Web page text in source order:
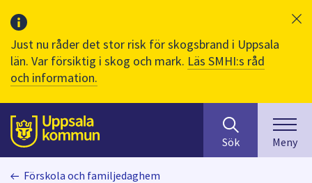
Just nu råder det stor risk för skogsbrand i Uppsala
län. Var försiktig i skog och mark. Läs SMHI:s råd
och information.
Till sidans
huvudinnehåll
efter
innehåll
på
Sök Meny
Förskola och familjedaghem